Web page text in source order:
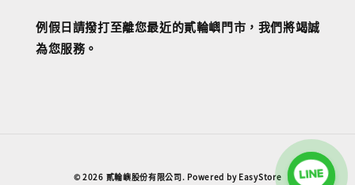
例假日請撥打至離您最近的貳輪嶼門市，我們將竭誠
為您服務。
© 2026 貳輪嶼股份有限公司. Powered by EasyStore